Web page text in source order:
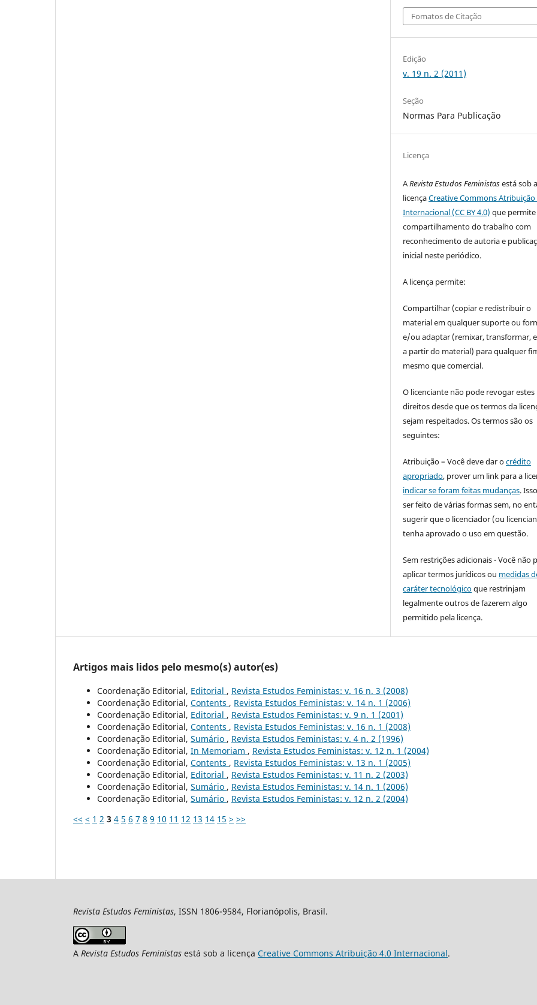
Fomatos de Citação
Edição
v. 19 n. 2 (2011)
Seção
Normas Para Publicação
Licença
ARevista Estudos Feministasestá sob a
licençaCreative Commons Atribuição
Internacional (CC BY 4.0) que
compartilhamento do trabalho com
reconhecimento de autoria e
inicial neste periódico.
A licença permite:
Compartilhar (copiar e redistribuir o
material em qualquer suporte ou
e/ou adaptar (remixar, transformar,
a partir do material) para qualquer
mesmo que comercial.
O licenciante não pode revogar estes
direitos desde que os termos da
sejam respeitados. Os termos são os
seguintes:
Atribuição – Você deve dar ocrédito
apropriado, prover um link para a
indicar se foram feitas mudanças.
ser feito de várias formas sem, no
sugerir que o licenciador (ou
tenha aprovado o uso em questão.
Sem restrições adicionais - Você não
aplicar termos jurídicos ou medidas
caráter tecnológicoque restrinjam
legalmente outros de fazerem algo
permitido pela licença.
Artigos mais lidos pelo mesmo(s) autor(es)
Coordenação Editorial, Editorial , Revista Estudos Feministas: v. 16 n. 3 (2008)
Coordenação Editorial, Contents , Revista Estudos Feministas: v. 14 n. 1 (2006)
Coordenação Editorial, Editorial , Revista Estudos Feministas: v. 9 n. 1 (2001)
Coordenação Editorial, Contents , Revista Estudos Feministas: v. 16 n. 1 (2008)
Coordenação Editorial, Sumário , Revista Estudos Feministas: v. 4 n. 2 (1996)
Coordenação Editorial, In Memoriam , Revista Estudos Feministas: v. 12 n. 1 (2004)
Coordenação Editorial, Contents , Revista Estudos Feministas: v. 13 n. 1 (2005)
Coordenação Editorial, Editorial , Revista Estudos Feministas: v. 11 n. 2 (2003)
Coordenação Editorial, Sumário , Revista Estudos Feministas: v. 14 n. 1 (2006)
Coordenação Editorial, Sumário , Revista Estudos Feministas: v. 12 n. 2 (2004)
<< < 1 2 3 4 5 6 7 8 9 10 11 12 13 14 15 > >>
Revista Estudos Feministas, ISSN 1806-9584, Florianópolis, Brasil.
A Revista Estudos Feministas está sob a licença Creative Commons Atribuição 4.0 Internacional.